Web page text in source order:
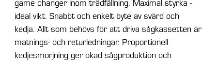
game changer inom trädfällning. Maximal styrka -
ideal vikt. Snabbt och enkelt byte av svärd och
kedja. Allt som behövs för att driva sågkassetten är
matnings- och returledningar. Proportionell
kedjesmörjning ger ökad sågproduktion och